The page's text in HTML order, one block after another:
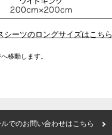
シーツのロングサイズはこちら
移動します。
ルでのお問い合わせはこちら